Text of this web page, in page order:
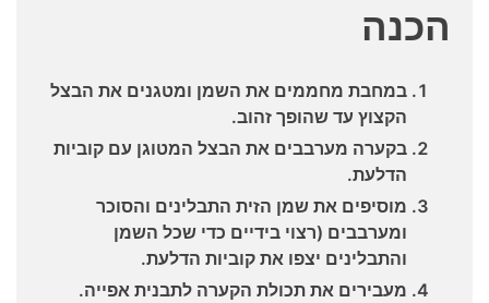
הכנה
במחבת מחממים את השמן ומטגנים את הבצל
הקצוץ עד שהופך זהוב.
בקערה מערבבים את הבצל המטוגן עם קוביות
הדלעת.
מוסיפים את שמן הזית התבלינים והסוכר
ומערבבים (רצוי בידיים כדי שכל השמן
והתבלינים יצפו את קוביות הדלעת.
מעבירים את תכולת הקערה לתבנית אפייה.